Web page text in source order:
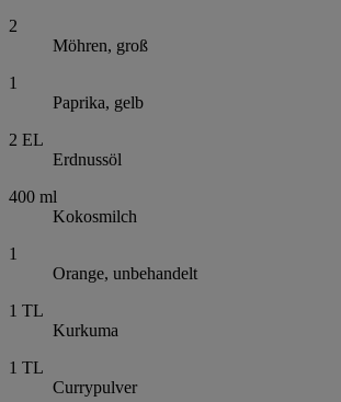
2
Möhren, groß
1
Paprika, gelb
2 EL
Erdnussöl
400 ml
Kokosmilch
1
Orange, unbehandelt
1 TL
Kurkuma
1 TL
Currypulver